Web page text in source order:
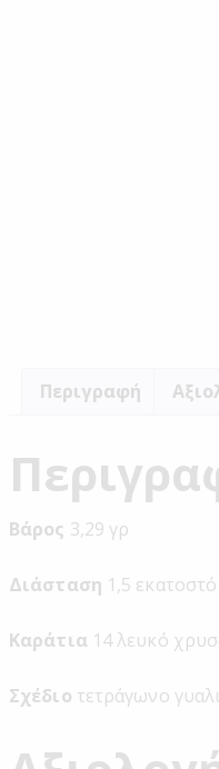
Περιγραφή
Βάρος 3,29 γρ
Διάσταση 1,5 εκατοστό
Καράτια 14 λευκό
Σχέδιο τετράγωνο